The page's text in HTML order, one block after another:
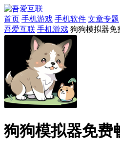
首页 手机游戏 手机软件 文章专题
吾爱互联 手机游戏 狗狗模拟器免
狗狗模拟器免费